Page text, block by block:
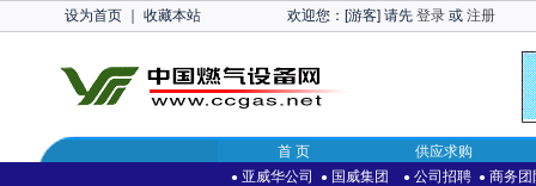
设为首页｜ 收藏本站 欢迎您：[游客] 请先 登录 或 注册
首 页 供应求购
● 亚威华公司 ● 国威集团 ● 公司招聘 ● 商务团